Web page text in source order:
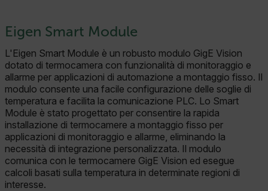
Eigen Smart Module
L'Eigen Smart Module è un robusto modulo GigE Vision
dotato di termocamera con funzionalità di monitoraggio e
allarme per applicazioni di automazione a montaggio fisso. Il
modulo consente una facile configurazione delle soglie di
temperatura e facilita la comunicazione PLC. Lo Smart
Module è stato progettato per consentire la rapida
installazione di termocamere a montaggio fisso per
applicazioni di monitoraggio e allarme, eliminando la
necessità di integrazione personalizzata. Il modulo
comunica con le termocamere GigE Vision ed esegue
calcoli basati sulla temperatura in determinate regioni di
interesse.